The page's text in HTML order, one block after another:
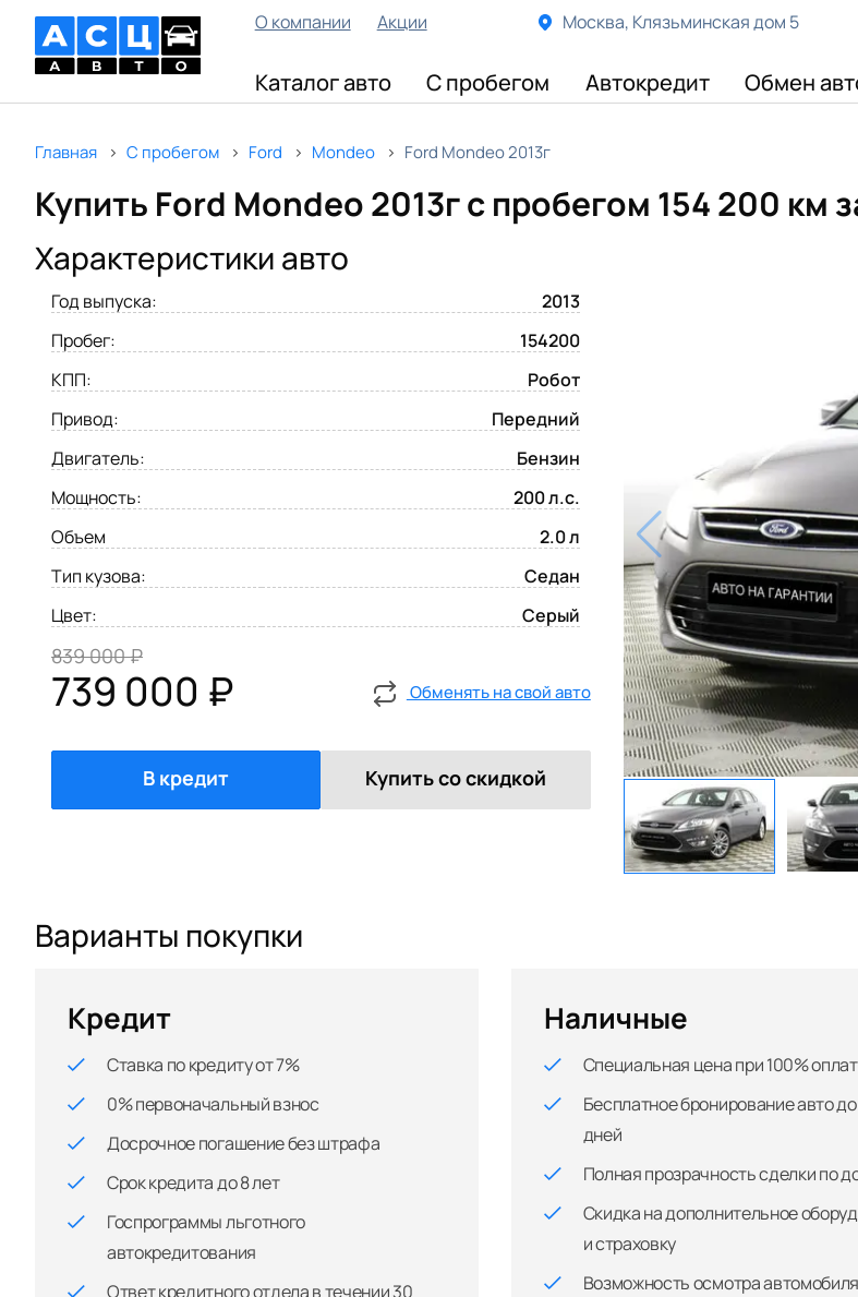
О компании Акции Москва, Клязьминская дом 5
Каталог авто С пробегом Автокредит Обмен
Главная С пробегом Ford Mondeo Ford Mondeo 2013г
Купить Ford Mondeo 2013г с пробегом 154 200 км
Характеристики авто
Год выпуска:
2013
Пробег:
154200
КПП:
Робот
Привод:
Передний
Двигатель:
Бензин
Мощность:
200 л.с.
Объем
2.0 л
Тип кузова:
Седан
Цвет:
Серый
839 000 ₽
739 000 ₽ Обменять на свой авто
В кредит Купить со скидкой
Варианты покупки
Кредит
Ставка по кредиту от 7%
0% первоначальный взнос
Досрочное погашение без штрафа
Срок кредита до 8 лет
Госпрограммы льготного
автокредитования
Ответ кредитного отдела в течении 30
Наличные
Специальная цена при 100%
Бесплатное бронирование авто
дней
Полная прозрачность сделки по
Скидка на дополнительное
и страховку
Возможность осмотра